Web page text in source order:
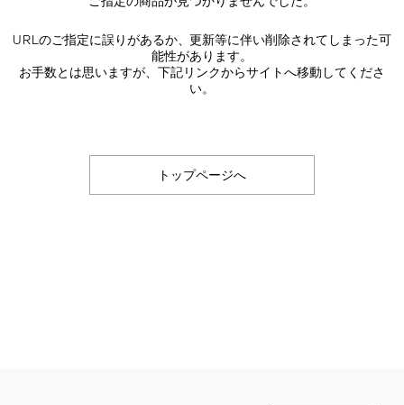
URLのご指定に誤りがあるか、更新等に伴い削除されてしまった可
能性があります。
お手数とは思いますが、下記リンクからサイトへ移動してくださ
い。
トップページへ